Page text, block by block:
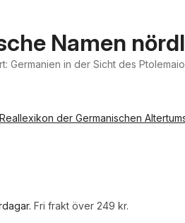
Namen
Germanien in der Sicht des
der Germanischen
. Fri frakt över 249 kr.